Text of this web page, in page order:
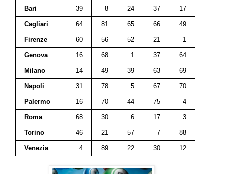
Bari 39 8 24 37 17
Cagliari 64 81 65 66 49
Firenze 60 56 52 21 1
Genova 16 68 1 37 64
Milano 14 49 39 63 69
Napoli 31 78 5 67 70
Palermo 16 70 44 75 4
Roma 68 30 6 17 3
Torino 46 21 57 7 88
Venezia 4 89 22 30 12